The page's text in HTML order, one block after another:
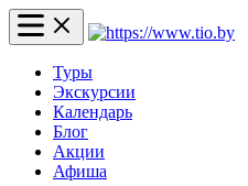
Туры
Экскурсии
Календарь
Блог
Акции
Афиша